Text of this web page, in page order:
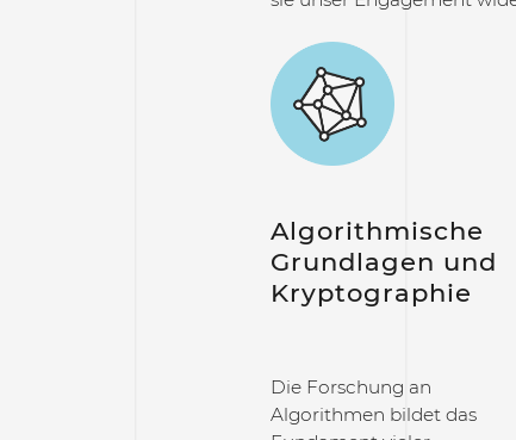
Algorithmische
Grundlagen und
Kryptographie
Die Forschung an
Algorithmen bildet das